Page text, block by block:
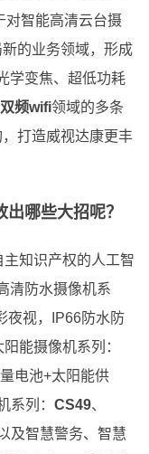
对智能高清云台摄
的业务领域，形成
学变焦、超低功耗
频wifi领域的多条
打造威视达康更丰
哪些大招呢？
知识产权的人工智
清防水摄像机系
夜视，IP66防水防
能摄像机系列：
电池+太阳能供
系列：CS49、
及智慧警务、智慧